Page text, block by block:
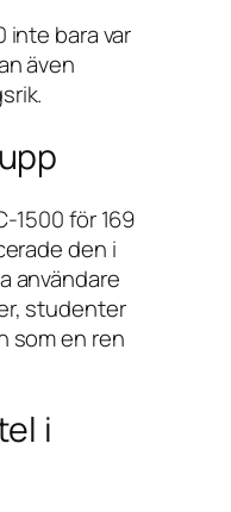
inte bara var
även
1500 för 169
den i
användare
studenter
som en ren
i